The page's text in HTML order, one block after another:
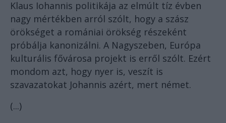
Klaus Iohannis politikája az elmúlt tíz évben
nagy mértékben arról szólt, hogy a szász
örökséget a romániai örökség részeként
próbálja kanonizálni. A Nagyszeben, Európa
kulturális fővárosa projekt is erről szólt. Ezért
mondom azt, hogy nyer is, veszít is
szavazatokat Johannis azért, mert német.
(...)